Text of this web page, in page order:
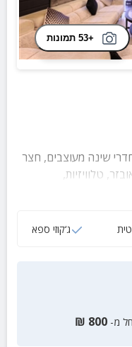
+53 תמונות
נופש יוקרתית ומהנה! 2 חדרי שינה מעוצבים, חצר
טלוויזיות,
מפנק ועוד.
ג‘קוזי ספא
מ- 800
₪